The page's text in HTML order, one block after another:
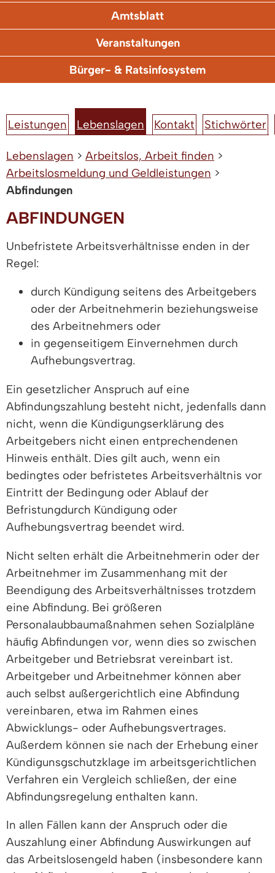
Amtsblatt
Veranstaltungen
Bürger- & Ratsinfosystem
Leistungen Lebenslagen Kontakt Stichwörter
Lebenslagen > Arbeitslos, Arbeit finden >
Arbeitslosmeldung und Geldleistungen >
Abfindungen
ABFINDUNGEN
Unbefristete Arbeitsverhältnisse enden in der
Regel:
durch Kündigung seitens des Arbeitgebers
oder der Arbeitnehmerin beziehungsweise
des Arbeitnehmers oder
in gegenseitigem Einvernehmen durch
Aufhebungsvertrag.
Ein gesetzlicher Anspruch auf eine
Abfindungszahlung besteht nicht, jedenfalls dann
nicht, wenn die Kündigungserklärung des
Arbeitgebers nicht einen entprechendenen
Hinweis enthält. Dies gilt auch, wenn ein
bedingtes oder befristetes Arbeitsverhältnis vor
Eintritt der Bedingung oder Ablauf der
Befristungdurch Kündigung oder
Aufhebungsvertrag beendet wird.
Nicht selten erhält die Arbeitnehmerin oder der
Arbeitnehmer im Zusammenhang mit der
Beendigung des Arbeitsverhältnisses trotzdem
eine Abfindung. Bei größeren
Personalaubbaumaßnahmen sehen Sozialpläne
häufig Abfindungen vor, wenn dies so zwischen
Arbeitgeber und Betriebsrat vereinbart ist.
Arbeitgeber und Arbeitnehmer können aber
auch selbst außergerichtlich eine Abfindung
vereinbaren, etwa im Rahmen eines
Abwicklungs- oder Aufhebungsvertrages.
Außerdem können sie nach der Erhebung einer
Kündigunsgschutzklage im arbeitsgerichtlichen
Verfahren ein Vergleich schließen, der eine
Abfindungsregelung enthalten kann.
In allen Fällen kann der Anspruch oder die
Auszahlung einer Abfindung Auswirkungen auf
das Arbeitslosengeld haben (insbesondere kann